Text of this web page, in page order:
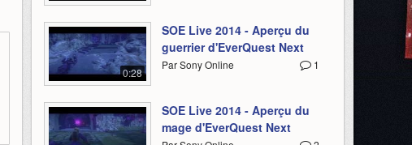
0:28
SOE Live 2014 - Aperçu du
guerrier d'EverQuest Next
1
Par Sony Online
SOE Live 2014 - Aperçu du
mage d'EverQuest Next